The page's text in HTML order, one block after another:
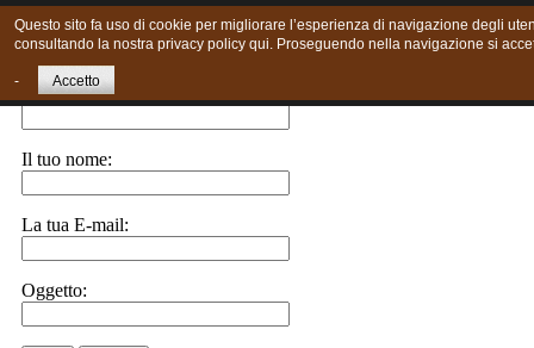
Invia ad un amico.
E-Mail a:
Il tuo nome:
La tua E-mail:
Oggetto:
Questo sito fa uso di cookie per migliorare l’esperienza di navigazione degli
consultando la nostra privacy policy qui. Proseguendo nella navigazione si
- Accetto